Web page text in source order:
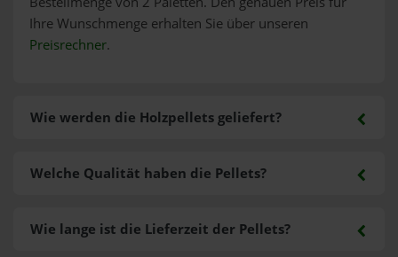
Ihre Wunschmenge erhalten Sie über unseren
Preisrechner.
Wie werden die Holzpellets geliefert?
Welche Qualität haben die Pellets?
Wie lange ist die Lieferzeit der Pellets?